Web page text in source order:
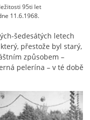
95ti let
11.6.1968.
šedesátých letech
přestože byl starý,
způsobem –
pelerína – v té době